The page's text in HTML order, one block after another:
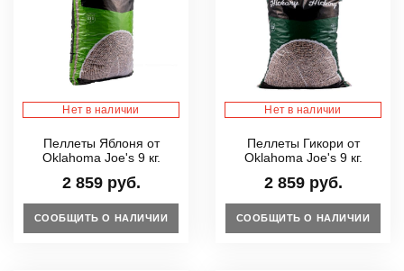
Нет в наличии
Пеллеты Яблоня от
Oklahoma Joe's 9 кг.
2 859 руб.
СООБЩИТЬ О НАЛИЧИИ
Нет в наличии
Пеллеты Гикори от
Oklahoma Joe's 9 кг.
2 859 руб.
СООБЩИТЬ О НАЛИЧИИ